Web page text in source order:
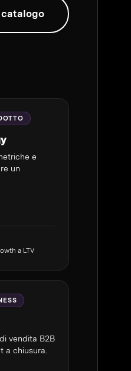
e
un
a LTV
vendita B2B
a chiusura.